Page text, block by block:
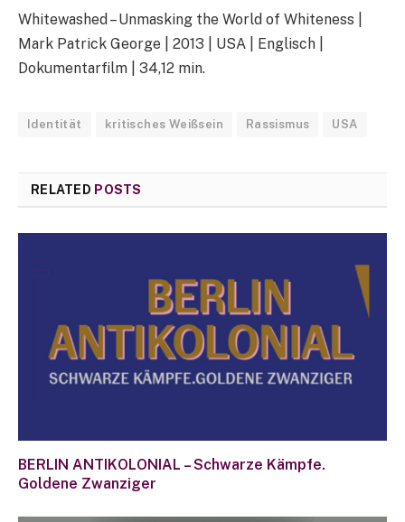
Whitewashed – Unmasking the World of Whiteness |
Mark Patrick George | 2013 | USA | Englisch |
Dokumentarfilm | 34,12 min.
Identität kritisches Weißsein Rassismus USA
RELATED POSTS
BERLIN ANTIKOLONIAL – Schwarze Kämpfe.
Goldene Zwanziger